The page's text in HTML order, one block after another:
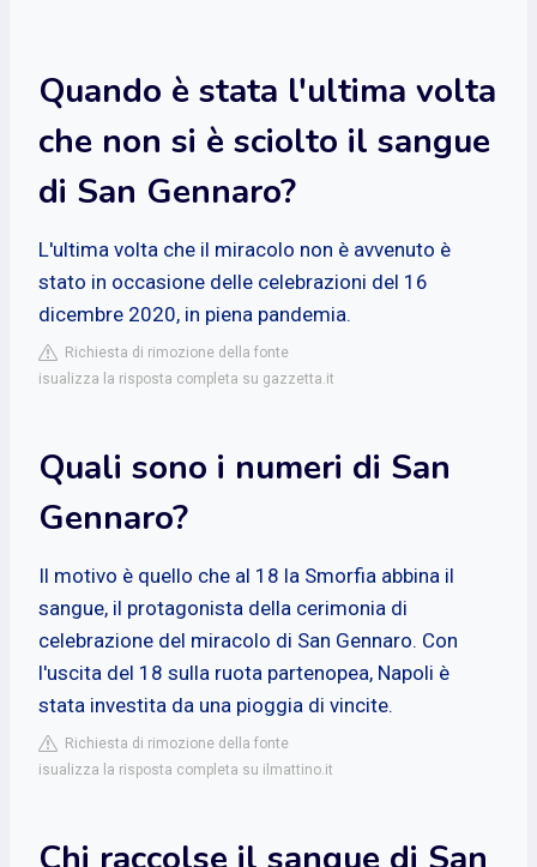
Quando è stata l'ultima volta
che non si è sciolto il sangue
di San Gennaro?
L'ultima volta che il miracolo non è avvenuto è
stato in occasione delle celebrazioni del 16
dicembre 2020, in piena pandemia.
Richiesta di rimozione della fonte
isualizza la risposta completa su gazzetta.it
Quali sono i numeri di San
Gennaro?
Il motivo è quello che al 18 la Smorfia abbina il
sangue, il protagonista della cerimonia di
celebrazione del miracolo di San Gennaro. Con
l'uscita del 18 sulla ruota partenopea, Napoli è
stata investita da una pioggia di vincite.
Richiesta di rimozione della fonte
isualizza la risposta completa su ilmattino.it